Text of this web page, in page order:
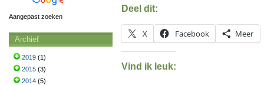
Deel dit:
X Facebook Meer
Vind ik leuk:
Aangepast zoeken
Archief
2019 (1)
2015 (3)
2014 (5)